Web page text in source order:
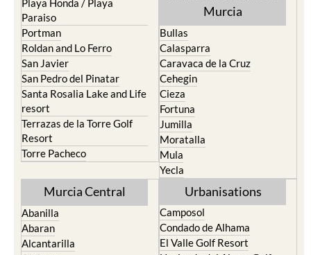
Portman
Roldan and Lo Ferro
San Javier
San Pedro del Pinatar
Santa Rosalia Lake and Life
resort
Terrazas de la Torre Golf
Resort
Torre Pacheco
Caravaca de la Cruz
Cehegin
Cieza
Fortuna
Jumilla
Moratalla
Mula
Yecla
Murcia Central
Abanilla
Alcantarilla
Archena
Blanca
Camposol
El Valle Golf Resort
Hacienda del Alamo Golf
Resort